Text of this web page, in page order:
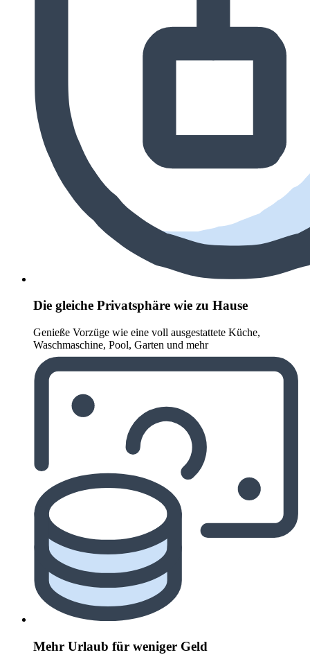
Die gleiche Privatsphäre wie zu Hause
Genieße Vorzüge wie eine voll ausgestattete Küche,
Waschmaschine, Pool, Garten und mehr
Mehr Urlaub für weniger Geld